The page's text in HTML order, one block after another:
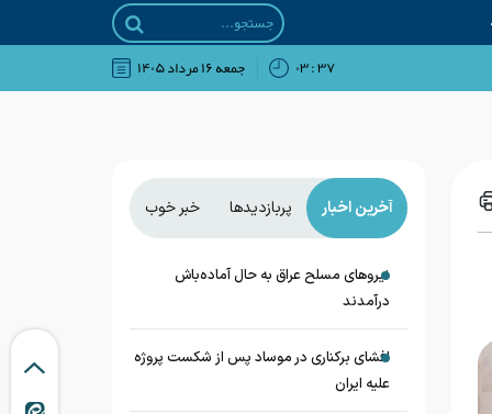
۳۷ : ۰۳ جمعه ۱۶ مرداد ۱۴۰۵
آخرین اخبار پربازدیدها خبر خوب
نیروهای مسلح عراق به حال آماده‌باش
درآمدند
افشای برکناری در موساد پس از شکست پروژه
علیه ایران